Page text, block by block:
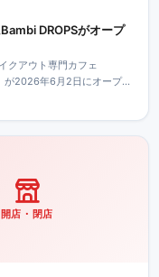
Bambi DROPSがオープ
クアウト専門カフェ
が2026年6月2日にオープン
や文化会館近くで、ドリン
開店・閉店